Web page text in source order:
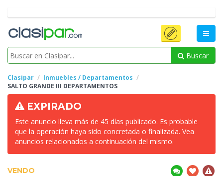
Buscar
Clasipar
Inmuebles / Departamentos
SALTO GRANDE III DEPARTAMENTOS
EXPIRADO
Este anuncio lleva más de 45 días publicado. Es probable
que la operación haya sido concretada o finalizada. Vea
anuncios relacionados a continuación del mismo.
VENDO